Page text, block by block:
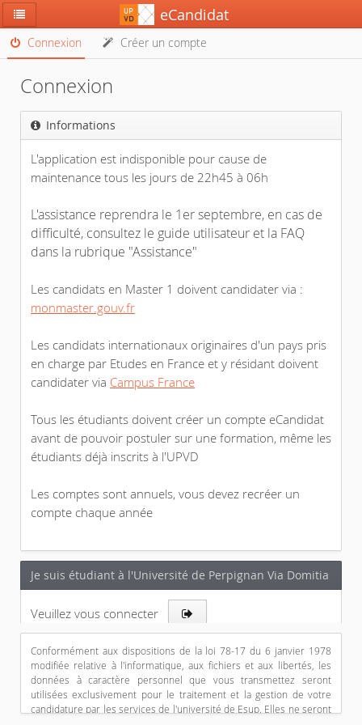
eCandidat

 Connexion  Créer un compte
Connexion
 Informations
L'application est indisponible pour cause de
maintenance tous les jours de 22h45 à 06h
L'assistance reprendra le 1er septembre, en cas de
difficulté, consultez le guide utilisateur et la FAQ
dans la rubrique "Assistance"
Les candidats en Master 1 doivent candidater via :
monmaster.gouv.fr
Les candidats internationaux originaires d'un pays pris
en charge par Etudes en France et y résidant doivent
candidater via Campus France
Tous les étudiants doivent créer un compte eCandidat
avant de pouvoir postuler sur une formation, même les
étudiants déjà inscrits à l'UPVD
Les comptes sont annuels, vous devez recréer un
compte chaque année
Je suis étudiant à l'Université de Perpignan Via Domitia
Veuillez vous connecter 
Je ne suis pas étudiant à l'Université de Perpignan Via
Domitia
Conformément aux dispositions de la loi 78-17 du 6 janvier 1978
modifiée relative à l'informatique, aux fichiers et aux libertés, les
données à caractère personnel que vous transmettez seront
utilisées exclusivement pour le traitement et la gestion de votre
candidature par les services de l'université de Esup. Elles ne seront